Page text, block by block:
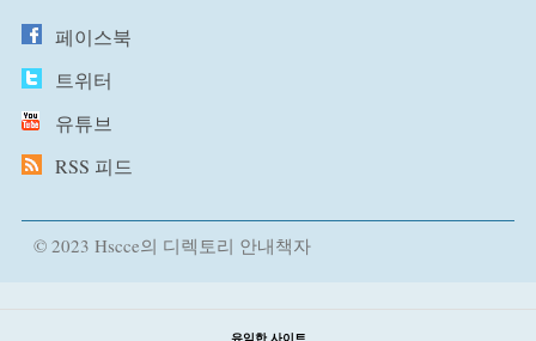
페이스북
트위터
유튜브
RSS 피드
© 2023 Hscce의 디렉토리 안내책자
유익한 사이트